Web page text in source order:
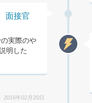
面接官
実際のや
明した
2016年02月20日